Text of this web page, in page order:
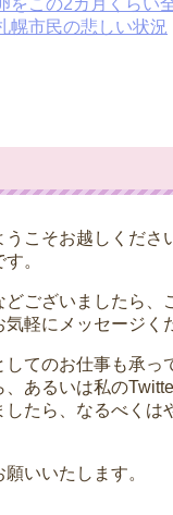
をこの2カ月くらい
幌市民の悲しい状況
こそお越しくださ
す。
どございましたら、
気軽にメッセージく
してのお仕事も承っ
、あるいは私の
したら、なるべくは
いいたします。